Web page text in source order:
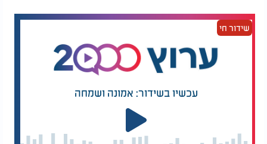
שידור חי
עכשיו בשידור: אמונה ושמחה